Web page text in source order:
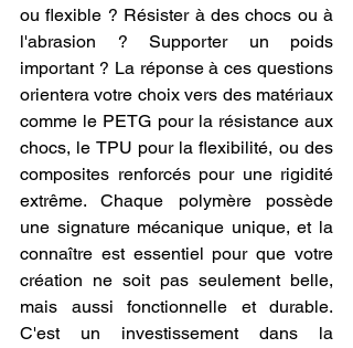
ou flexible ? Résister à des chocs ou à
l'abrasion ? Supporter un poids
important ? La réponse à ces questions
orientera votre choix vers des matériaux
comme le PETG pour la résistance aux
chocs, le TPU pour la flexibilité, ou des
composites renforcés pour une rigidité
extrême. Chaque polymère possède
une signature mécanique unique, et la
connaître est essentiel pour que votre
création ne soit pas seulement belle,
mais aussi fonctionnelle et durable.
C'est un investissement dans la